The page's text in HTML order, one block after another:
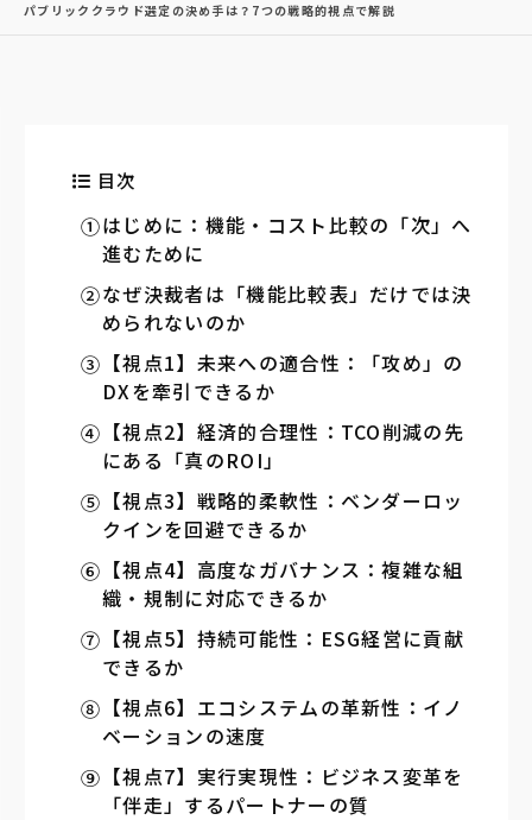
パブリッククラウド選定の決め手は？7つの戦略的視点で解説
目次
はじめに：機能・コスト比較の「次」へ
進むために
なぜ決裁者は「機能比較表」だけでは決
められないのか
【視点1】未来への適合性：「攻め」の
DXを牽引できるか
【視点2】経済的合理性：TCO削減の先
にある「真のROI」
【視点3】戦略的柔軟性：ベンダーロッ
クインを回避できるか
【視点4】高度なガバナンス：複雑な組
織・規制に対応できるか
【視点5】持続可能性：ESG経営に貢献
できるか
【視点6】エコシステムの革新性：イノ
ベーションの速度
【視点7】実行実現性：ビジネス変革を
「伴走」するパートナーの質